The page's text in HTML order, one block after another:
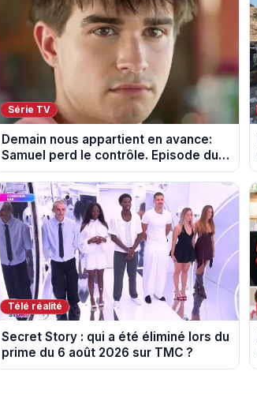
Série TV
Demain nous appartient en avance:
Samuel perd le contrôle. Episode du
10 août 2026.
Télé réalité
Secret Story : qui a été éliminé lors du
prime du 6 août 2026 sur TMC ?